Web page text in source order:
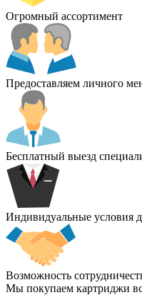
Огромный ассортимент
Предоставляем личного
Бесплатный выезд
Индивидуальные условия
Возможность
Мы покупаем картриджи